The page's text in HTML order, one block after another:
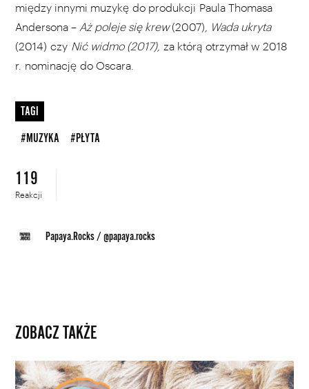
między innymi muzykę do produkcji Paula Thomasa
Andersona – Aż poleje się krew(2007), Wada ukryta
(2014) czy Nić widmo (2017), za którą otrzymał w 2018
r. nominację do Oscara.
TAGI
#MUZYKA #PŁYTA
119
Reakcji
Papaya.Rocks /@papaya.rocks
ZOBACZ TAKŻE
Margaret
i